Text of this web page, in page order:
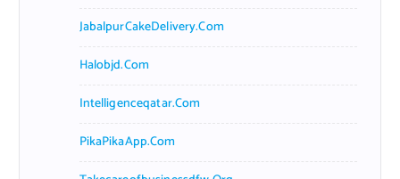
JabalpurCakeDelivery.com
Halobjd.com
Intelligenceqatar.com
PikaPikaApp.com